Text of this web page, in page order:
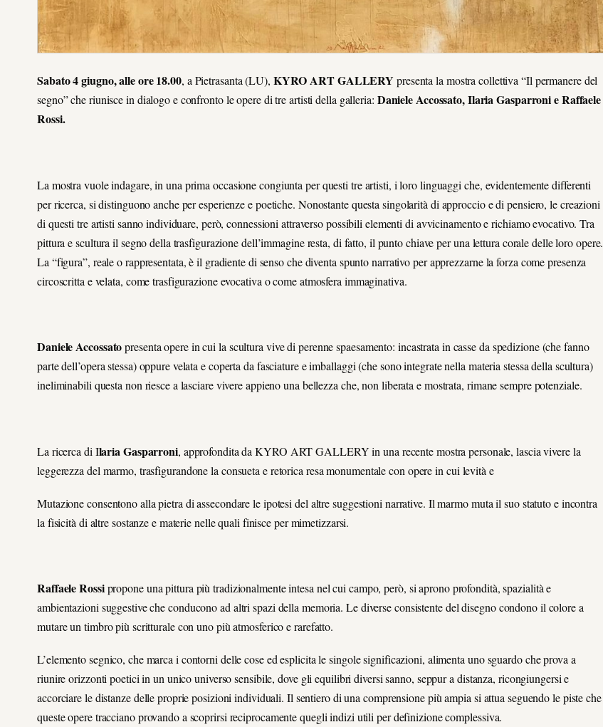
Sabato 4 giugno, alle ore 18.00, a Pietrasanta (LU), KYRO ART GALLERYpresenta la mostra collettiva “Il permanere del
segno” che riunisce in dialogo e confronto le opere di tre artisti della galleria: Daniele Accossato, Ilaria Gasparroni e Raffaele
Rossi.
La mostra vuole indagare, in una prima occasione congiunta per questi tre artisti, i loro linguaggi che, evidentemente differenti
per ricerca, si distinguono anche per esperienze e poetiche. Nonostante questa singolarità di approccio e di pensiero, le creazioni
di questi tre artisti sanno individuare, però, connessioni attraverso possibili elementi di avvicinamento e richiamo evocativo. Tra
pittura e scultura il segno della trasfigurazione dell’immagine resta, di fatto, il punto chiave per una lettura corale delle loro opere.
La “figura”, reale o rappresentata, è il gradiente di senso che diventa spunto narrativo per apprezzarne la forza come presenza
circoscritta e velata, come trasfigurazione evocativa o come atmosfera immaginativa.
Daniele Accossatopresenta opere in cui la scultura vive di perenne spaesamento: incastrata in casse da spedizione (che fanno
parte dell’opera stessa) oppure velata e coperta da fasciature e imballaggi (che sono integrate nella materia stessa della scultura)
ineliminabili questa non riesce a lasciare vivere appieno una bellezza che, non liberata e mostrata, rimane sempre potenziale.
La ricerca di Ilaria Gasparroni, approfondita da KYRO ART GALLERY in una recente mostra personale, lascia vivere la
leggerezza del marmo, trasfigurandone la consueta e retorica resa monumentale con opere in cui levità e
Mutazione consentono alla pietra di assecondare le ipotesi del altre suggestioni narrative. Il marmo muta il suo statuto e incontra
la fisicità di altre sostanze e materie nelle quali finisce per mimetizzarsi.
Raffaele Rossipropone una pittura più tradizionalmente intesa nel cui campo, però, si aprono profondità, spazialità e
ambientazioni suggestive che conducono ad altri spazi della memoria. Le diverse consistente del disegno condono il colore a
mutare un timbro più scritturale con uno più atmosferico e rarefatto.
L’elemento segnico, che marca i contorni delle cose ed esplicita le singole significazioni, alimenta uno sguardo che prova a
riunire orizzonti poetici in un unico universo sensibile, dove gli equilibri diversi sanno, seppur a distanza, ricongiungersi e
accorciare le distanze delle proprie posizioni individuali. Il sentiero di una comprensione più ampia si attua seguendo le piste che
queste opere tracciano provando a scoprirsi reciprocamente quegli indizi utili per definizione complessiva.